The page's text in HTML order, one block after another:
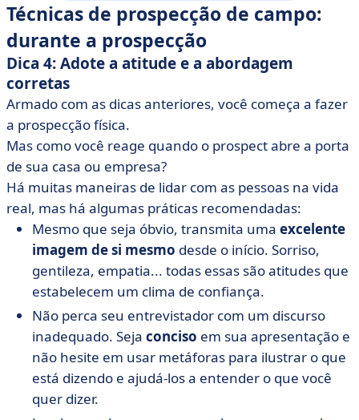
Técnicas de prospecção de campo:
durante a prospecção
Dica 4: Adote a atitude e a abordagem
corretas
Armado com as dicas anteriores, você começa a fazer
a prospecção física.
Mas como você reage quando o prospect abre a porta
de sua casa ou empresa?
Há muitas maneiras de lidar com as pessoas na vida
real, mas há algumas práticas recomendadas:
Mesmo que seja óbvio, transmita uma excelente
imagem de si mesmo desde o início. Sorriso,
gentileza, empatia... todas essas são atitudes que
estabelecem um clima de confiança.
Não perca seu entrevistador com um discurso
inadequado. Seja conciso em sua apresentação e
não hesite em usar metáforas para ilustrar o que
está dizendo e ajudá-los a entender o que você
quer dizer.